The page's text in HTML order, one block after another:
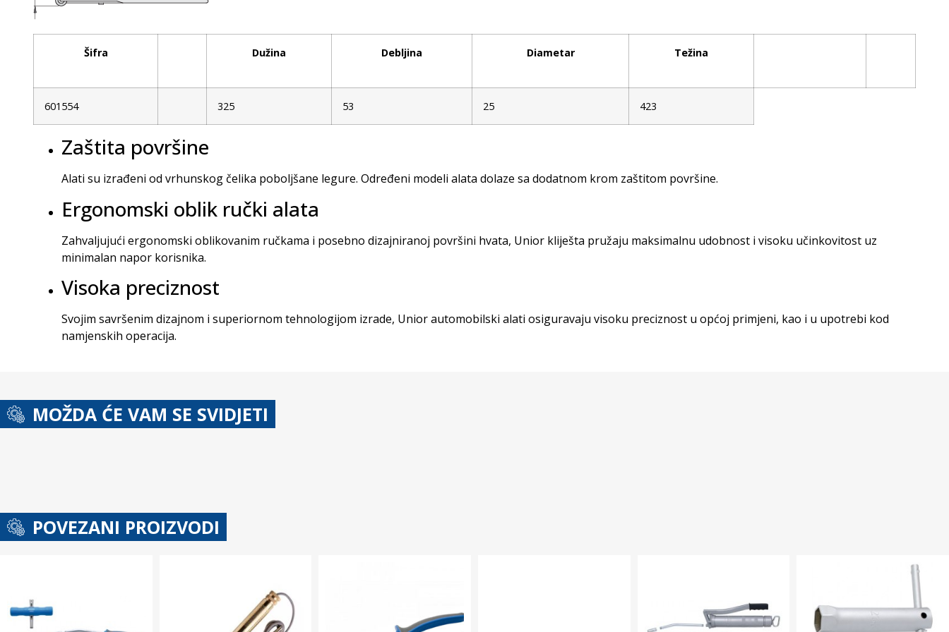
Šifra Dužina Debljina Diametar Težina
601554 325 53 25 423
Zaštita površine
Alati su izrađeni od vrhunskog čelika poboljšane legure. Određeni modeli alata dolaze sa dodatnom krom zaštitom površine.
Ergonomski oblik ručki alata
Zahvaljujući ergonomski oblikovanim ručkama i posebno dizajniranoj površini hvata, Unior kliješta pružaju maksimalnu udobnost i visoku učinkovitost uz
minimalan napor korisnika.
Visoka preciznost
Svojim savršenim dizajnom i superiornom tehnologijom izrade, Unior automobilski alati osiguravaju visoku preciznost u općoj primjeni, kao i u upotrebi kod
namjenskih operacija.
MOŽDA ĆE VAM SE SVIDJETI
POVEZANI PROIZVODI